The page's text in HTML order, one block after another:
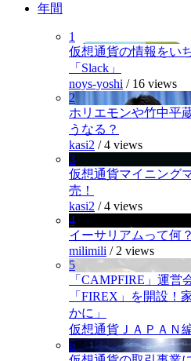
年間
1
仮想通貨の情報をい
「Slack」
noys-yoshi / 16 views
2
ホリエモンや竹中平
うなる？
kasi2 /4 views
3
仮想通貨マイニング
売！
kasi2 /4 views
4
イーサリアムって何
milimili / 2 views
5
「CAMPFIRE」運
「FIREX」を開設！
かに」
仮想通貨ＪＡＰＡＮ
6